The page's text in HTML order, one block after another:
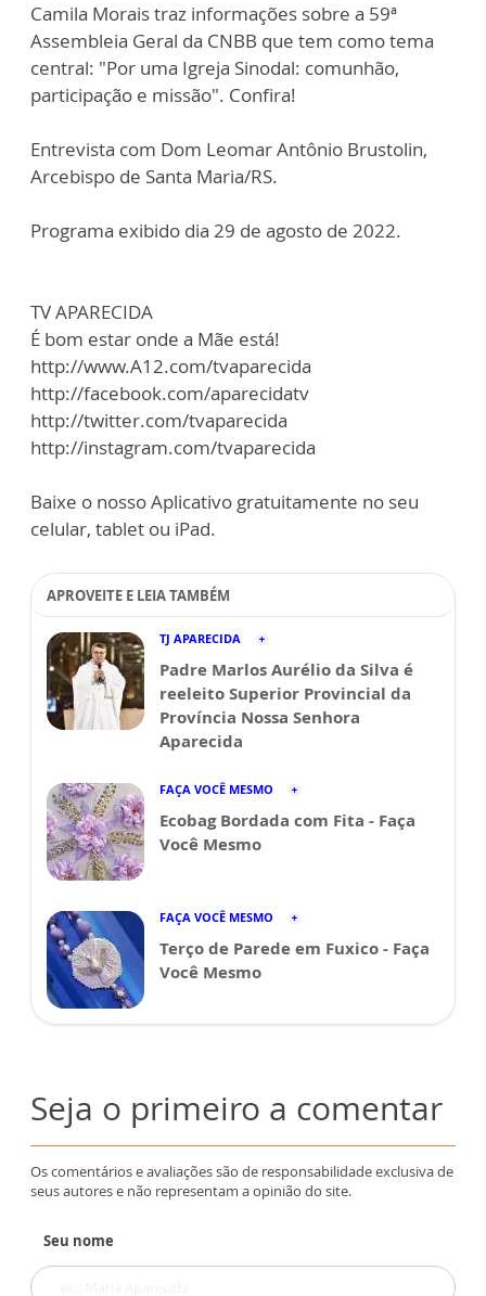
Camila Morais traz informações sobre a 59ª
Assembleia Geral da CNBB que tem como tema
central: "Por uma Igreja Sinodal: comunhão,
participação e missão". Confira!
Entrevista com Dom Leomar Antônio Brustolin,
Arcebispo de Santa Maria/RS.
Programa exibido dia 29 de agosto de 2022.
TV APARECIDA
É bom estar onde a Mãe está!
http://www.A12.com/tvaparecida
http://facebook.com/aparecidatv
http://twitter.com/tvaparecida
http://instagram.com/tvaparecida
Baixe o nosso Aplicativo gratuitamente no seu
celular, tablet ou iPad.
APROVEITE E LEIA TAMBÉM
TJ APARECIDA
Padre Marlos Aurélio da Silva é
reeleito Superior Provincial da
Província Nossa Senhora
Aparecida
FAÇA VOCÊ MESMO
Ecobag Bordada com Fita - Faça
Você Mesmo
FAÇA VOCÊ MESMO
Terço de Parede em Fuxico - Faça
Você Mesmo
Seja o primeiro a comentar
Os comentários e avaliações são de responsabilidade exclusiva de
seus autores e não representam a opinião do site.
Seu nome